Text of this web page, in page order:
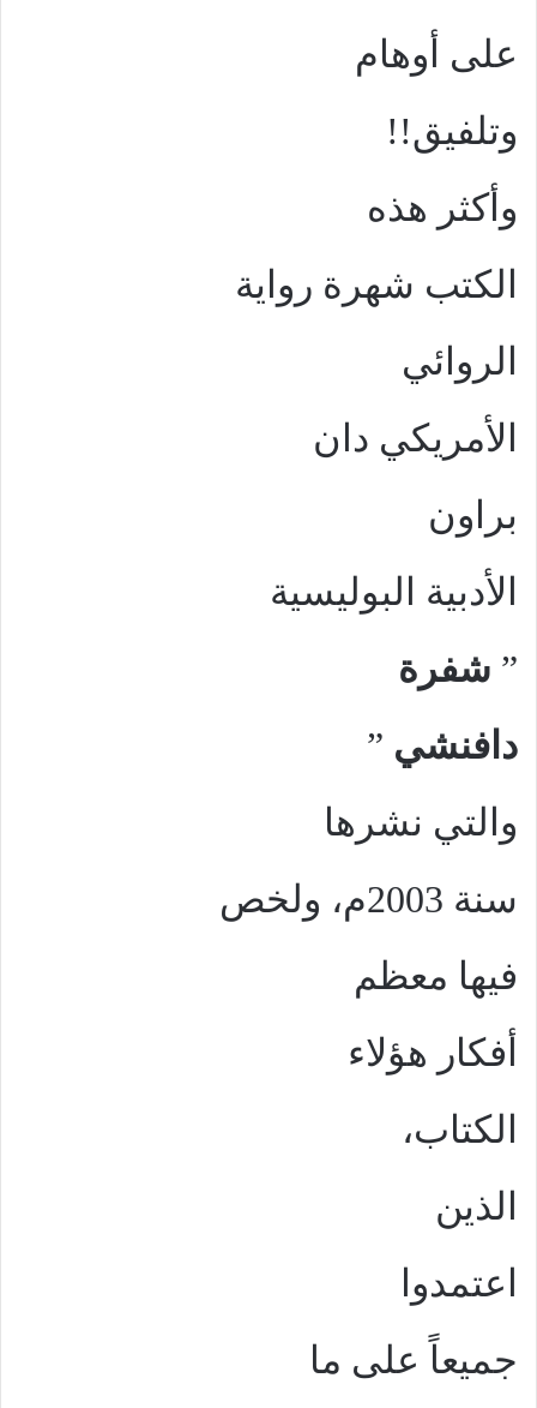
على أوهام
وتلفيق!!
وأكثر هذه
الكتب شهرة رواية
الروائي
الأمريكي دان
براون
الأدبية البوليسية
” شفرة
دافنشي ”
والتي نشرها
سنة 2003م، ولخص
فيها معظم
أفكار هؤلاء
الكتاب،
الذين
اعتمدوا
جميعاً على ما